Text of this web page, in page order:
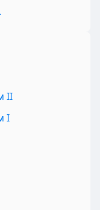
II
I